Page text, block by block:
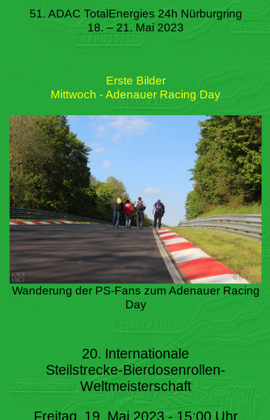
51. ADAC TotalEnergies 24h Nürburgring
18. – 21. Mai 2023
Erste Bilder
Mittwoch - Adenauer Racing Day
Wanderung der PS-Fans zum Adenauer Racing
Day
20. Internationale
Steilstrecke-Bierdosenrollen-
Weltmeisterschaft
Freitag, 19. Mai 2023 - 15:00 Uhr